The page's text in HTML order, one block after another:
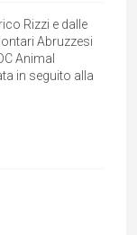
Rizzi e dalle
Abruzzesi
Animal
in seguito alla